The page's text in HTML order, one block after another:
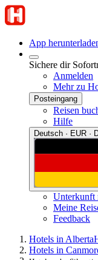
App
Sichere dir
Anmelden
Mehr zu
Posteingang
Reisen
Hilfe
Deutsch · EUR ·
Unterkunft
Meine
Feedback
Hotels in Alberta
Hotels in